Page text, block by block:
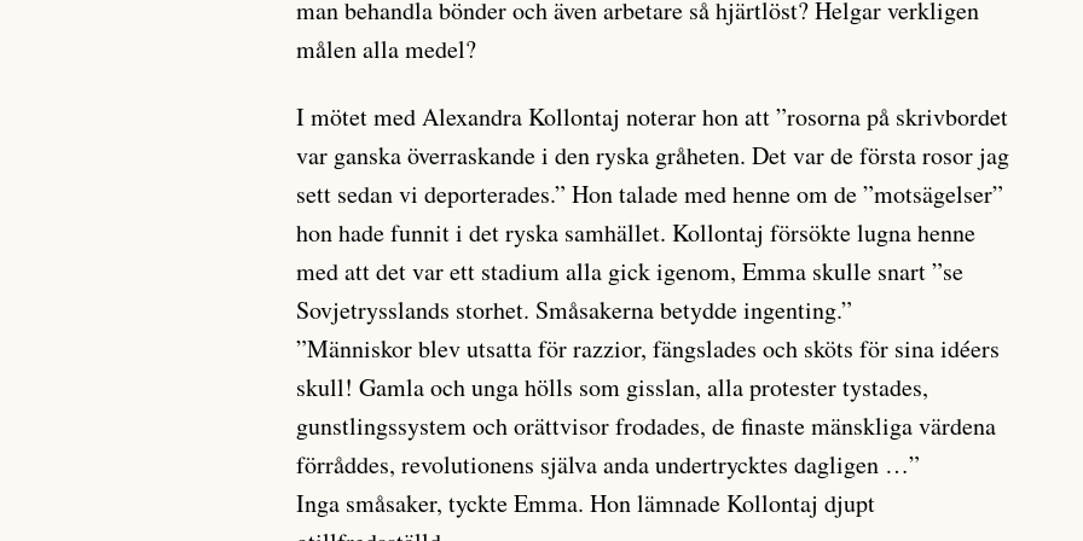
man behandla bönder och även arbetare så hjärtlöst? Helgar verkligen
målen alla medel?
I mötet med Alexandra Kollontaj noterar hon att ”rosorna på skrivbordet
var ganska överraskande i den ryska gråheten. Det var de första rosor jag
sett sedan vi deporterades.” Hon talade med henne om de ”motsägelser”
hon hade funnit i det ryska samhället. Kollontaj försökte lugna henne
med att det var ett stadium alla gick igenom, Emma skulle snart ”se
Sovjetrysslands storhet. Småsakerna betydde ingenting.”
”Människor blev utsatta för razzior, fängslades och sköts för sina idéers
skull! Gamla och unga hölls som gisslan, alla protester tystades,
gunstlingssystem och orättvisor frodades, de finaste mänskliga värdena
förråddes, revolutionens själva anda undertrycktes dagligen …”
Inga småsaker, tyckte Emma. Hon lämnade Kollontaj djupt